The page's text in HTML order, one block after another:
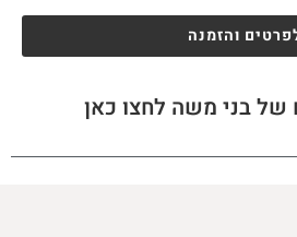
והזמנה
של בני משה לחצו כאן